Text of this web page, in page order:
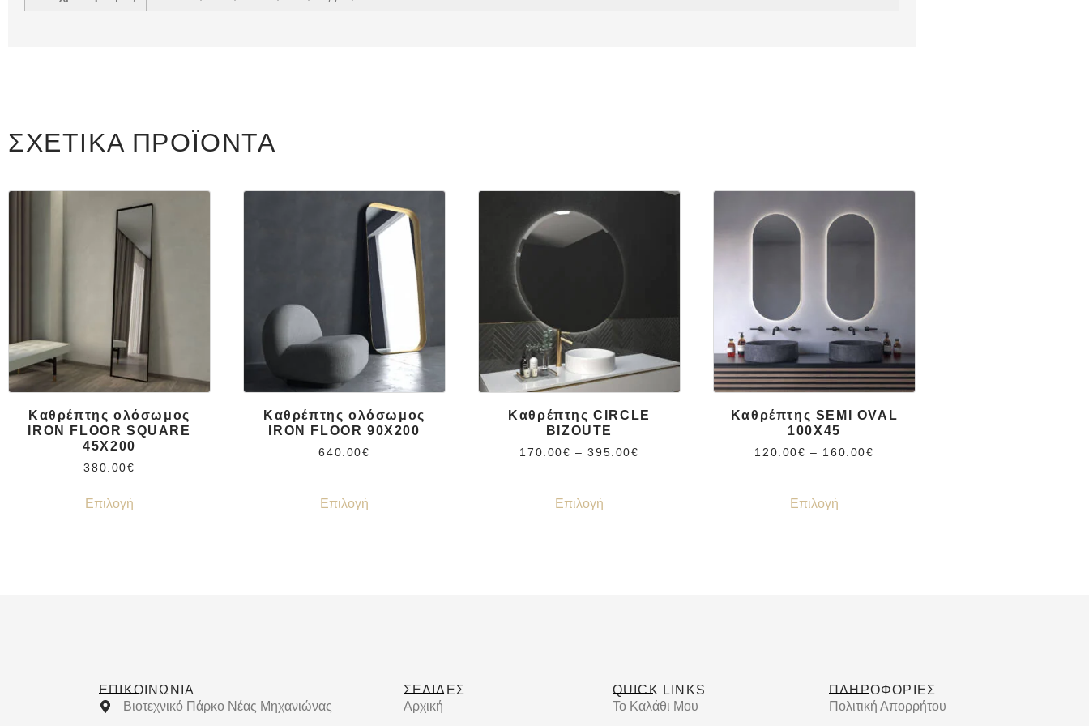
ΣΧΕΤΙΚΆ ΠΡΟΪΌΝΤΑ
Καθρέπτης ολόσωμος
IRON FLOOR SQUARE
45X200
380.00€
Επιλογή
Καθρέπτης ολόσωμος
IRON FLOOR 90X200
640.00€
Επιλογή
Καθρέπτης CIRCLE
BIZOUTE
170.00€ – 395.00€
Επιλογή
Καθρέπτης SEMI OVAL
100Χ45
120.00€ – 160.00€
Επιλογή
ΕΠΙΚΟΙΝΩΝΊΑ
Βιοτεχνικό Πάρκο Νέας Μηχανιώνας
ΣΕΛΙΔΕΣ
Αρχική
QUICK LINKS
Το Καλάθι Μου
ΠΛΗΡΟΦΟΡΙΕΣ
Πολιτική Απορρήτου